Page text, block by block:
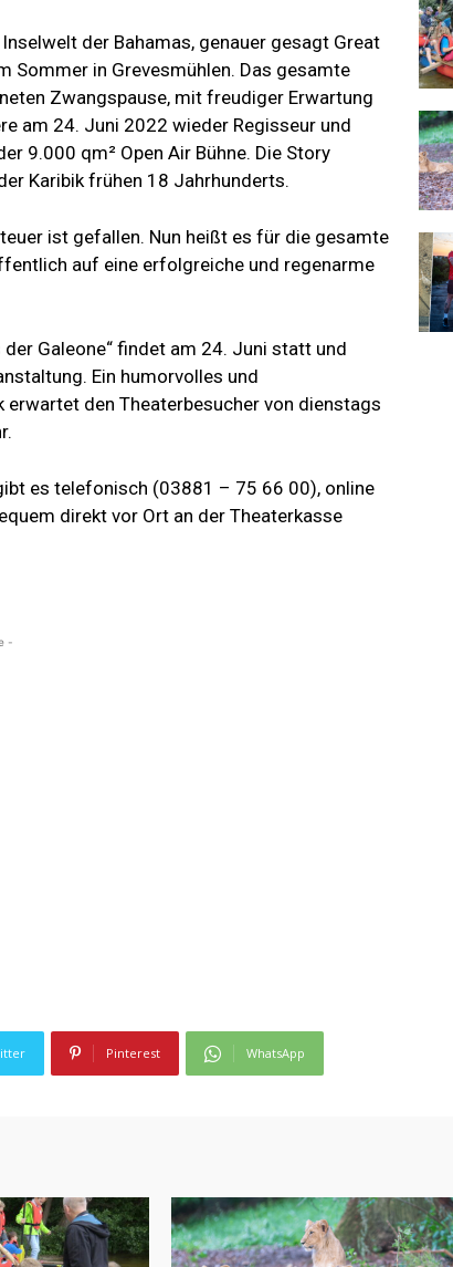
der Bahamas, genauer gesagt Great
Sommer in Grevesmühlen. Das gesamte
Zwangspause, mit freudiger Erwartung
am 24. Juni 2022 wieder Regisseur und
9.000 qm² Open Air Bühne. Die Story
Karibik frühen 18 Jahrhunderts.
ist gefallen. Nun heißt es für die gesamte
auf eine erfolgreiche und regenarme
Galeone“ findet am 24. Juni statt und
Ein humorvolles und
den Theaterbesucher von dienstags
es telefonisch (03881 – 75 66 00), online
direkt vor Ort an der Theaterkasse
-
Pinterest WhatsApp